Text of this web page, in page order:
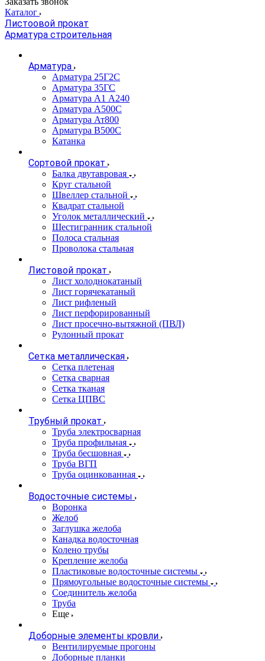
Каталог
Листоовой прокат
Арматура строительная
Арматура
Арматура 25Г2С
Арматура 35ГС
Арматура А1 А240
Арматура А500С
Арматура Ат800
Арматура В500С
Катанка
Сортовой прокат
Балка двутавровая
Круг стальной
Швеллер стальной
Квадрат стальной
Уголок металлический
Шестигранник стальной
Полоса стальная
Проволока стальная
Листовой прокат
Лист холоднокатаный
Лист горячекатаный
Лист рифленый
Лист перфорированный
Лист просечно-вытяжной (ПВЛ)
Рулонный прокат
Сетка металлическая
Сетка плетеная
Сетка сварная
Сетка тканая
Сетка ЦПВС
Трубный прокат
Труба электросварная
Труба профильная
Труба бесшовная
Труба ВГП
Труба оцинкованная
Водосточные системы
Воронка
Желоб
Заглушка желоба
Канадка водосточная
Колено трубы
Крепление желоба
Пластиковые водосточные системы
Прямоугольные водосточные системы
Соединитель желоба
Труба
Еще
Доборные элементы кровли
Вентилируемые прогоны
Доборные планки